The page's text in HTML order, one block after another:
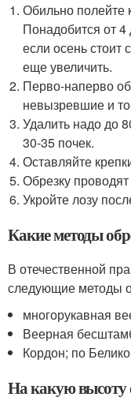
Обильно полейте
Понадобится от
если осень стоит
еще увеличить.
Перво-наперво
невызревшие и
Удалить надо до
30-35 почек.
Оставляйте
Обрезку
Укройте лозу
Какие методы
В отечественной
следующие методы
многорукавная
Веерная
Кордон; по
На какую высоту